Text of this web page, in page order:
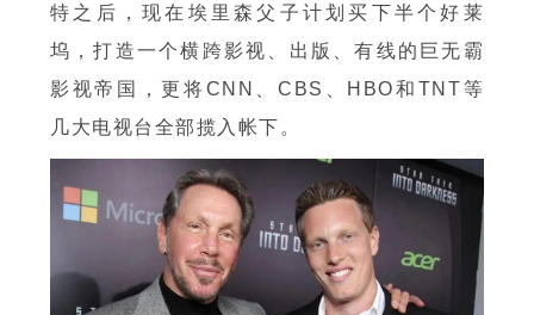
特之后，现在埃里森父子计划买下半个好莱
坞，打造一个横跨影视、出版、有线的巨无霸
影视帝国，更将CNN、CBS、HBO和TNT等
几大电视台全部揽入帐下。